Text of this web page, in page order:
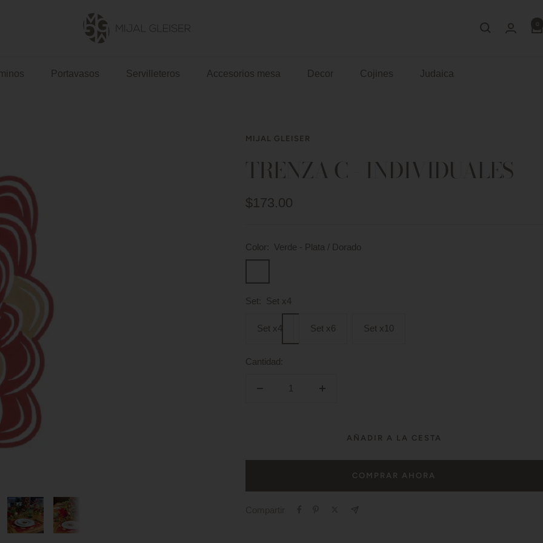
Mijal
Gleiser
0
Portavasos Servilleteros Accesorios mesa Decor Cojines Judaica
MIJAL GLEISER
TRENZA C - INDIVIDUALES
Precio
venta
$173.00
Color: Verde - Plata / Dorado
-
Plata
Dorado
-
Dorado
/
Plata
Set: Set x4
Set x4 Set x6 Set x10
Cantidad:
Decrecer
Aumentar
AÑADIR A LA CESTA
COMPRAR AHORA